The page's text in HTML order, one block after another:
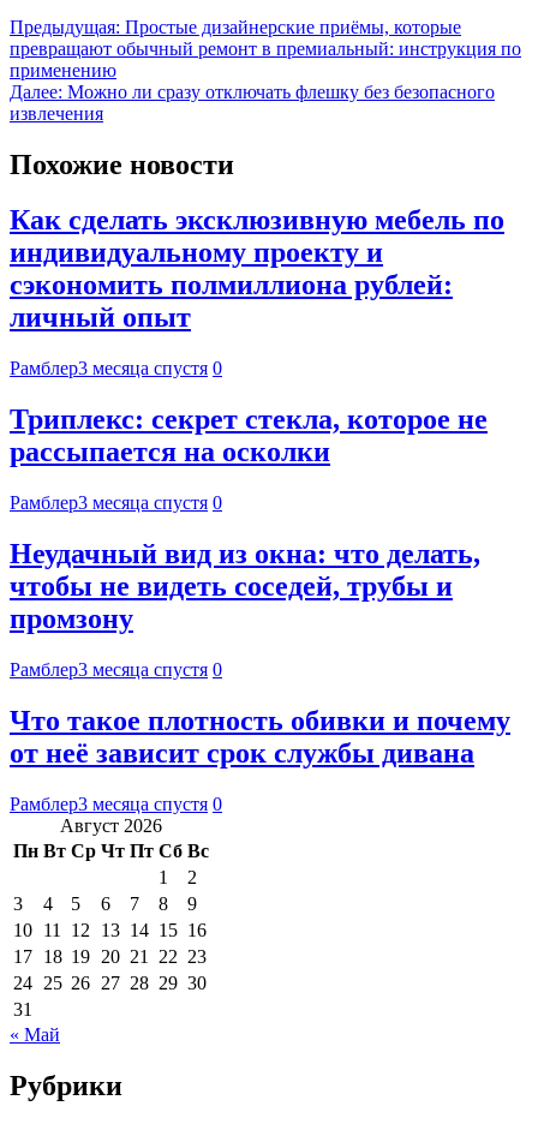
Предыдущая: Простые дизайнерские приёмы, которые
превращают обычный ремонт в премиальный: инструкция по
применению
Далее: Можно ли сразу отключать флешку без безопасного
извлечения
Похожие новости
Как сделать эксклюзивную мебель по
индивидуальному проекту и
сэкономить полмиллиона рублей:
личный опыт
Рамблер3 месяца спустя 0
Триплекс: секрет стекла, которое не
рассыпается на осколки
Рамблер3 месяца спустя 0
Неудачный вид из окна: что делать,
чтобы не видеть соседей, трубы и
промзону
Рамблер3 месяца спустя 0
Что такое плотность обивки и почему
от неё зависит срок службы дивана
Рамблер3 месяца спустя 0
Август 2026
Пн Вт Ср Чт Пт Сб Вс
1
2
3
4 5 6 7 8
9
10 11 12 13 14 15 16
17 18 19 20 21 22 23
24 25 26 27 28 29 30
31
« Май
Рубрики